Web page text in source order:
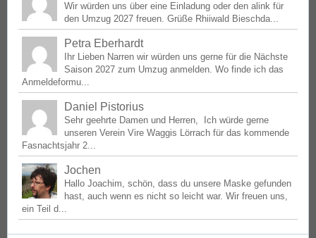
Wir würden uns über eine Einladung oder den alink für
den Umzug 2027 freuen. Grüße Rhiiwald Bieschda...
Petra Eberhardt
Ihr Lieben Narren wir würden uns gerne für die Nächste
Saison 2027 zum Umzug anmelden. Wo finde ich das
Anmeldeformu...
Daniel Pistorius
Sehr geehrte Damen und Herren, Ich würde gerne
unseren Verein Vire Waggis Lörrach für das kommende
Fasnachtsjahr 2...
Jochen
Hallo Joachim, schön, dass du unsere Maske gefunden
hast, auch wenn es nicht so leicht war. Wir freuen uns,
ein Teil d...